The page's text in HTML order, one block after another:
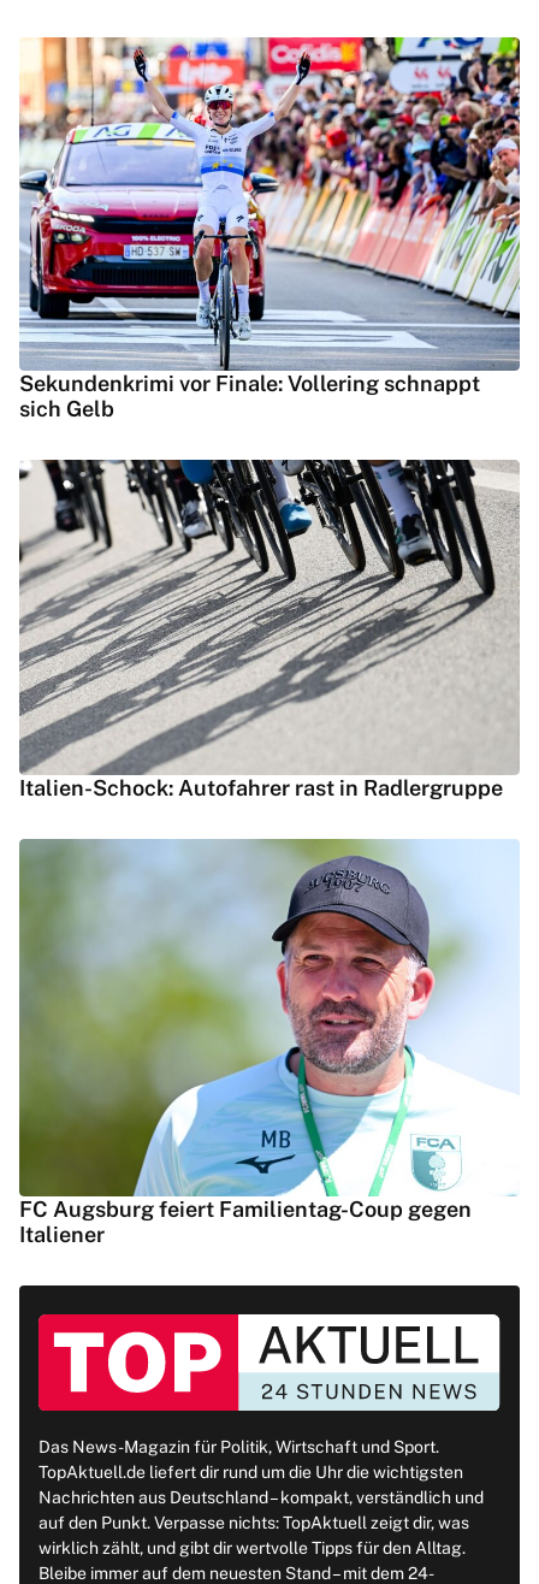
Sekundenkrimi vor Finale: Vollering schnappt
sich Gelb
Italien-Schock: Autofahrer rast in Radlergruppe
FC Augsburg feiert Familientag-Coup gegen
Italiener
Das News-Magazin für Politik, Wirtschaft und Sport.
TopAktuell.de liefert dir rund um die Uhr die wichtigsten
Nachrichten aus Deutschland – kompakt, verständlich und
auf den Punkt. Verpasse nichts: TopAktuell zeigt dir, was
wirklich zählt, und gibt dir wertvolle Tipps für den Alltag.
Bleibe immer auf dem neuesten Stand – mit dem 24-